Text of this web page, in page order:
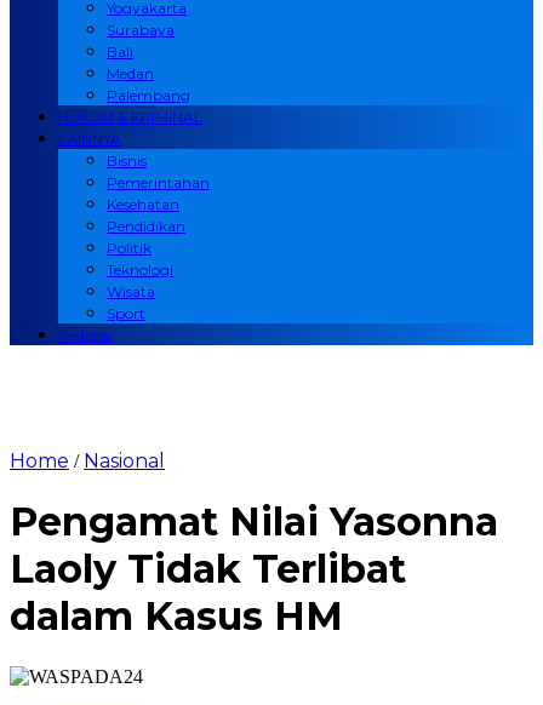
Yogyakarta
Surabaya
Bali
Medan
Palembang
HUKUM & KRIMINAL
LAINNYA
Bisnis
Pemerintahan
Kesehatan
Pendidikan
Politik
Teknologi
Wisata
Sport
Redaksi
Home / Nasional
Pengamat Nilai Yasonna
Laoly Tidak Terlibat
dalam Kasus HM